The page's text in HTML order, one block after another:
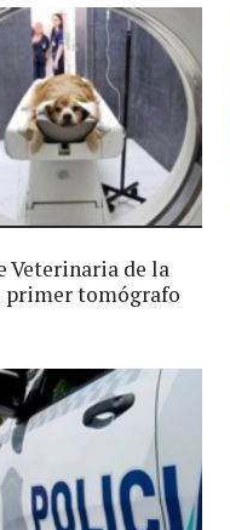
Veterinaria de la
primer tomógrafo